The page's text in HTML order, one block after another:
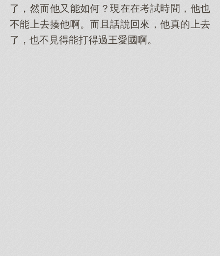
了，然而他又能如何？現在在考試時間，他也
不能上去揍他啊。而且話說回來，他真的上去
了，也不見得能打得過王愛國啊。